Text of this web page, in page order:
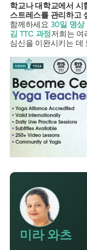
학교나 대학교에서 시
스트레스를 관리하고
함께하세요 30일 명상
김 TTC 과정저희는 여
심신을 이완시키는 데
미라 와츠